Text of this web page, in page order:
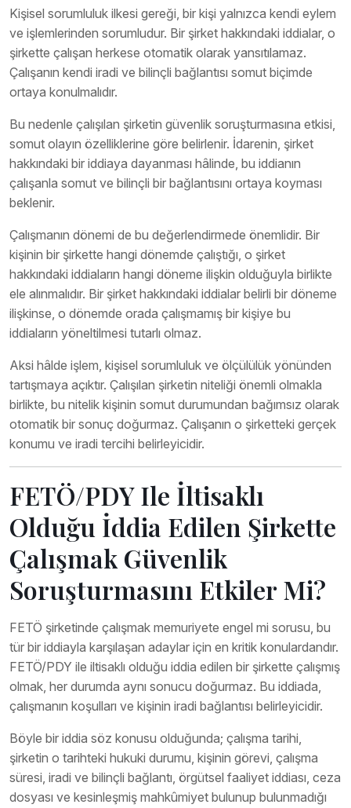
Kişisel sorumluluk ilkesi gereği, bir kişi yalnızca kendi eylem
ve işlemlerinden sorumludur. Bir şirket hakkındaki iddialar, o
şirkette çalışan herkese otomatik olarak yansıtılamaz.
Çalışanın kendi iradi ve bilinçli bağlantısı somut biçimde
ortaya konulmalıdır.
Bu nedenle çalışılan şirketin güvenlik soruşturmasına etkisi,
somut olayın özelliklerine göre belirlenir. İdarenin, şirket
hakkındaki bir iddiaya dayanması hâlinde, bu iddianın
çalışanla somut ve bilinçli bir bağlantısını ortaya koyması
beklenir.
Çalışmanın dönemi de bu değerlendirmede önemlidir. Bir
kişinin bir şirkette hangi dönemde çalıştığı, o şirket
hakkındaki iddiaların hangi döneme ilişkin olduğuyla birlikte
ele alınmalıdır. Bir şirket hakkındaki iddialar belirli bir döneme
ilişkinse, o dönemde orada çalışmamış bir kişiye bu
iddiaların yöneltilmesi tutarlı olmaz.
Aksi hâlde işlem, kişisel sorumluluk ve ölçülülük yönünden
tartışmaya açıktır. Çalışılan şirketin niteliği önemli olmakla
birlikte, bu nitelik kişinin somut durumundan bağımsız olarak
otomatik bir sonuç doğurmaz. Çalışanın o şirketteki gerçek
konumu ve iradi tercihi belirleyicidir.
FETÖ/PDY Ile İltisaklı
Olduğu İddia Edilen Şirkette
Çalışmak Güvenlik
Soruşturmasını Etkiler Mi?
FETÖ şirketinde çalışmak memuriyete engel mi sorusu, bu
tür bir iddiayla karşılaşan adaylar için en kritik konulardandır.
FETÖ/PDY ile iltisaklı olduğu iddia edilen bir şirkette çalışmış
olmak, her durumda aynı sonucu doğurmaz. Bu iddiada,
çalışmanın koşulları ve kişinin iradi bağlantısı belirleyicidir.
Böyle bir iddia söz konusu olduğunda; çalışma tarihi,
şirketin o tarihteki hukuki durumu, kişinin görevi, çalışma
süresi, iradi ve bilinçli bağlantı, örgütsel faaliyet iddiası, ceza
dosyası ve kesinleşmiş mahkûmiyet bulunup bulunmadığı